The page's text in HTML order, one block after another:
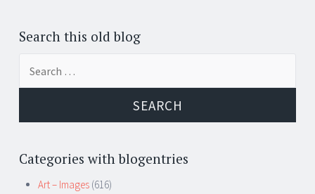
Search this old blog
Categories with blogentries
Art – Images (616)